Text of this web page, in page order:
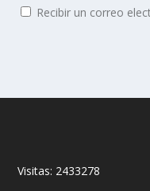
Recibir un correo
Visitas: 2433278